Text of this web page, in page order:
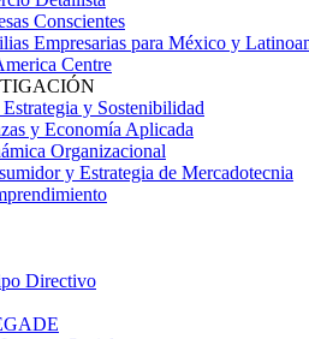
Conscientes
Empresarias para México y
Centre
y Sostenibilidad
y Economía Aplicada
Organizacional
y Estrategia de Mercadotecnia
Directivo